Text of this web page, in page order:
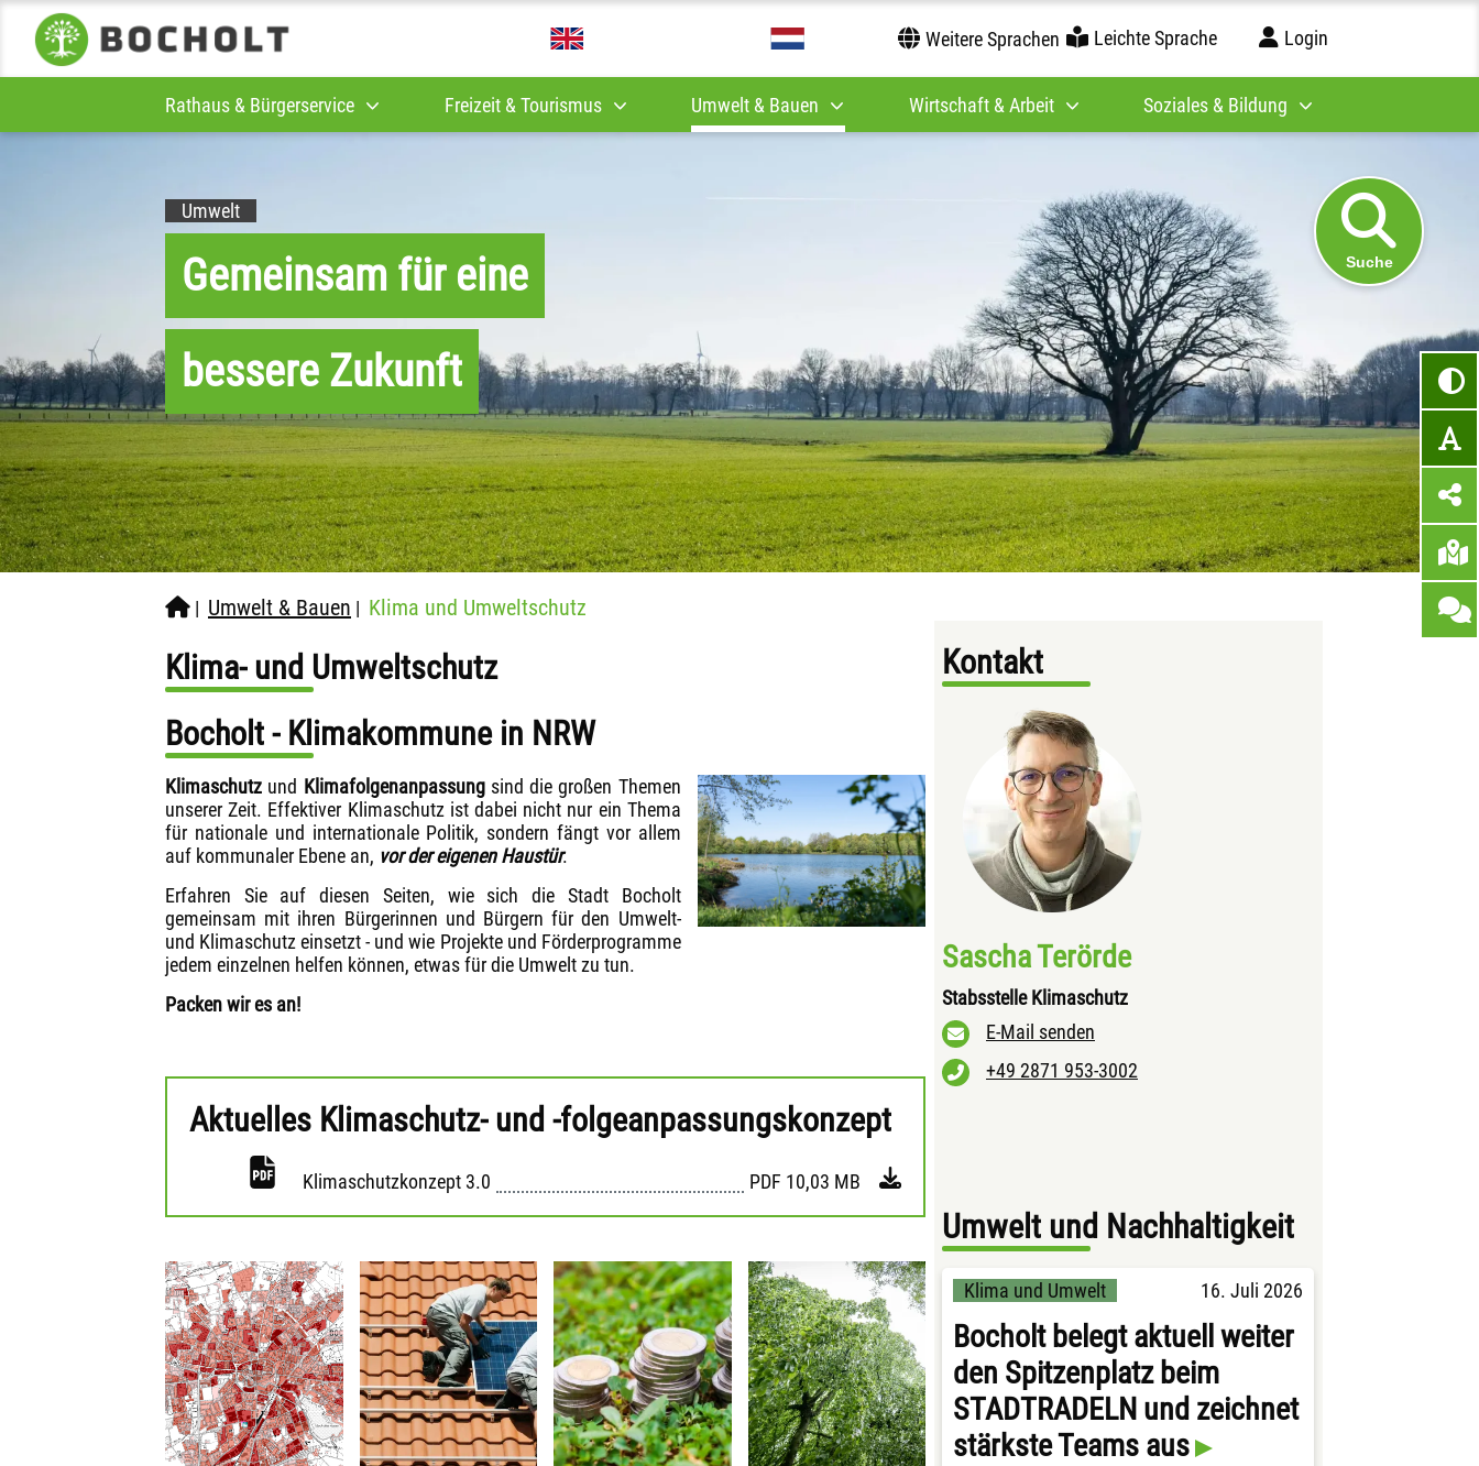
Weitere Sprachen Leichte Sprache Login
Rathaus & Bürgerservice Freizeit & Tourismus Umwelt & Bauen Wirtschaft & Arbeit Soziales & Bildung
Suche
Umwelt
Gemeinsam für eine
bessere Zukunft
| Umwelt & Bauen | Klima und Umweltschutz
Klima- und Umweltschutz
Bocholt - Klimakommune in NRW
Klimaschutz und Klimafolgenanpassungsind die großen Themen
unserer Zeit. Effektiver Klimaschutz ist dabei nicht nur ein Thema
für nationale und internationale Politik, sondern fängt vor allem
auf kommunaler Ebene an, vor der eigenen Haustür.
Erfahren Sie auf diesen Seiten, wie sich die Stadt Bocholt
gemeinsam mit ihren Bürgerinnen und Bürgern für den Umwelt-
und Klimaschutz einsetzt - und wie Projekte und Förderprogramme
jedem einzelnen helfen können, etwas für die Umwelt zu tun.
Packen wir es an!
Aktuelles Klimaschutz- und -folgeanpassungskonzept
Klimaschutzkonzept 3.0 PDF 10,03 MB
Kontakt
Sascha Terörde
Stabsstelle Klimaschutz
E-Mail senden
+49 2871 953-3002
Umwelt und Nachhaltigkeit
Klima und Umwelt 16. Juli 2026
Bocholt belegt aktuell weiter
den Spitzenplatz beim
STADTRADELN und zeichnet
stärkste Teams aus